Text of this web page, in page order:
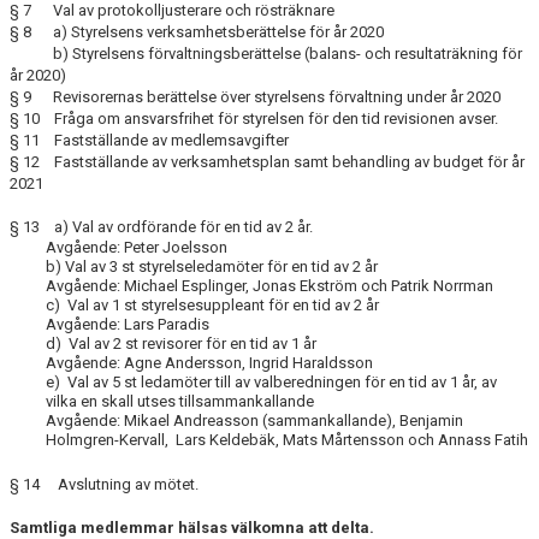
§ 7 Val av protokolljusterare och rösträknare
§ 8 a) Styrelsens verksamhetsberättelse för år 2020
b) Styrelsens förvaltningsberättelse (balans- och resultaträkning för
år 2020)
§ 9 Revisorernas berättelse över styrelsens förvaltning under år 2020
§ 10 Fråga om ansvarsfrihet för styrelsen för den tid revisionen avser.
§ 11 Fastställande av medlemsavgifter
§ 12 Fastställande av verksamhetsplan samt behandling av budget för år
2021
§ 13 a) Val av ordförande för en tid av 2 år.
Avgående: Peter Joelsson
b) Val av 3 st styrelseledamöter för en tid av 2 år
Avgående: Michael Esplinger, Jonas Ekström och Patrik Norrman
c) Val av 1 st styrelsesuppleant för en tid av 2 år
Avgående: Lars Paradis
d) Val av 2 st revisorer för en tid av 1 år
Avgående: Agne Andersson, Ingrid Haraldsson
e) Val av 5 st ledamöter till av valberedningen för en tid av 1 år, av
vilka en skall utses tillsammankallande
Avgående: Mikael Andreasson (sammankallande), Benjamin
Holmgren-Kervall, Lars Keldebäk, Mats Mårtensson och Annass Fatih
§ 14 Avslutning av mötet.
Samtliga medlemmar hälsas välkomna att delta.